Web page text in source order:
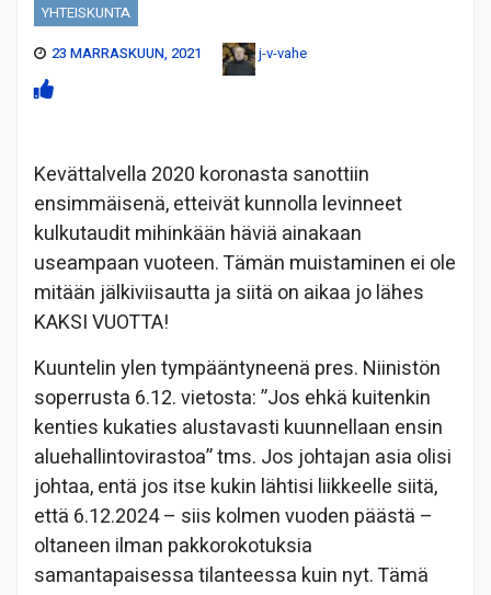
YHTEISKUNTA
23 MARRASKUUN, 2021
j-v-vahe
Kevättalvella 2020 koronasta sanottiin
ensimmäisenä, etteivät kunnolla levinneet
kulkutaudit mihinkään häviä ainakaan
useampaan vuoteen. Tämän muistaminen ei ole
mitään jälkiviisautta ja siitä on aikaa jo lähes
KAKSI VUOTTA!
Kuuntelin ylen tympääntyneenä pres. Niinistön
soperrusta 6.12. vietosta: ”Jos ehkä kuitenkin
kenties kukaties alustavasti kuunnellaan ensin
aluehallintovirastoa” tms. Jos johtajan asia olisi
johtaa, entä jos itse kukin lähtisi liikkeelle siitä,
että 6.12.2024 – siis kolmen vuoden päästä –
oltaneen ilman pakkorokotuksia
samantapaisessa tilanteessa kuin nyt. Tämä